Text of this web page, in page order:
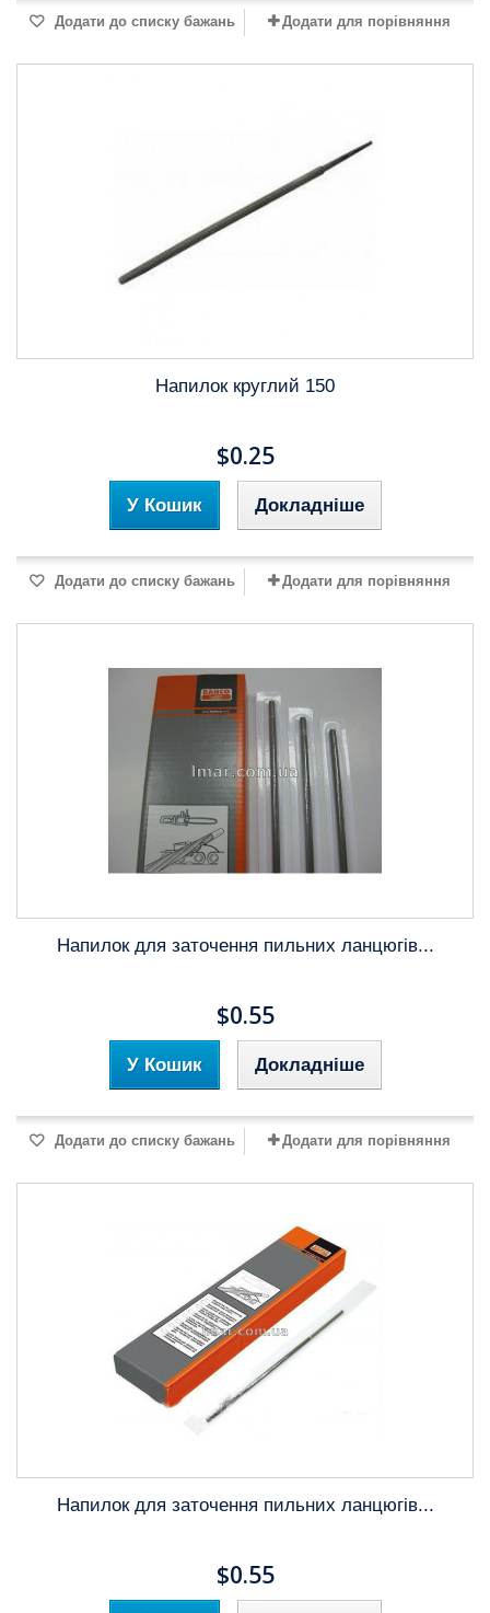
Додати до списку бажань Додати для порівняння
Напилок круглий 150
$0.25
У Кошик Докладніше
Додати до списку бажань Додати для порівняння
Напилок для заточення пильних ланцюгів...
$0.55
У Кошик Докладніше
Додати до списку бажань Додати для порівняння
Напилок для заточення пильних ланцюгів...
$0.55